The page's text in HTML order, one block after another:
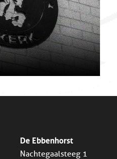
De Ebbenhorst
Nachtegaalsteeg 1